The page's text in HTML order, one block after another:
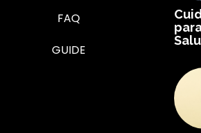
FAQ
GUIDE